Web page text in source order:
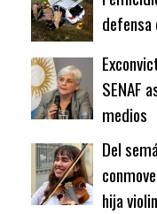
defensa
SENAF
medios
Del
hija